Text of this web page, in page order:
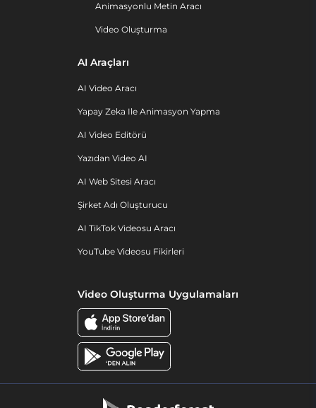
Animasyonlu Metin Aracı
Video Oluşturma
AI Araçları
AI Video Aracı
Yapay Zeka Ile Animasyon Yapma
AI Video Editörü
Yazıdan Video AI
AI Web Sitesi Aracı
Şirket Adı Oluşturucu
AI TikTok Videosu Aracı
YouTube Videosu Fikirleri
Video Oluşturma Uygulamaları